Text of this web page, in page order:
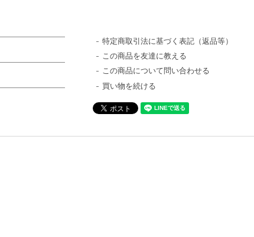
特定商取引法に基づく表記（返品等）
この商品を友達に教える
この商品について問い合わせる
買い物を続ける